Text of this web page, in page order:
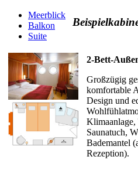
Meerblick
Balkon
Suite
2-Bett-
Großzügig
komfortable
Design und
Saunatuch,
Bademantel
Rezeption).